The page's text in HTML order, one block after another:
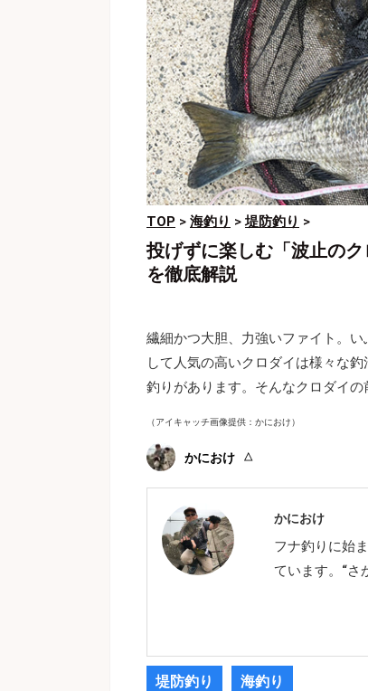
TOP > 海釣り >堤防釣り >
投げずに楽しむ「波止の
を徹底解説
繊細かつ大胆、力強いファイト。
して人気の高いクロダイは様々な
釣りがあります。そんなクロダイの
（アイキャッチ画像提供：かにおけ）
かにおけ
かにおけ
フナ釣りに始
ています。“さ
堤防釣り 海釣り